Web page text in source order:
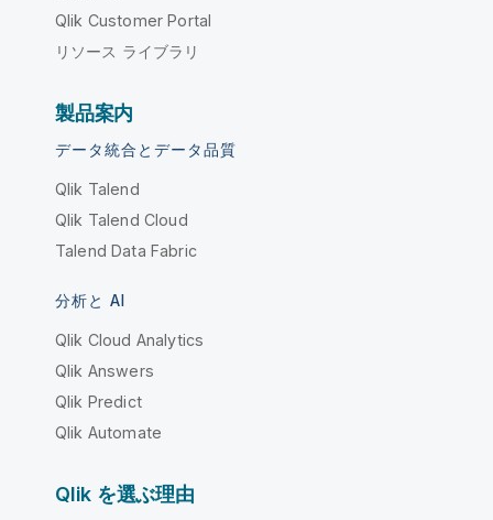
Qlik Customer Portal
リソース ライブラリ
製品案内
データ統合とデータ品質
Qlik Talend
Qlik Talend Cloud
Talend Data Fabric
分析と AI
Qlik Cloud Analytics
Qlik Answers
Qlik Predict
Qlik Automate
Qlik を選ぶ理由